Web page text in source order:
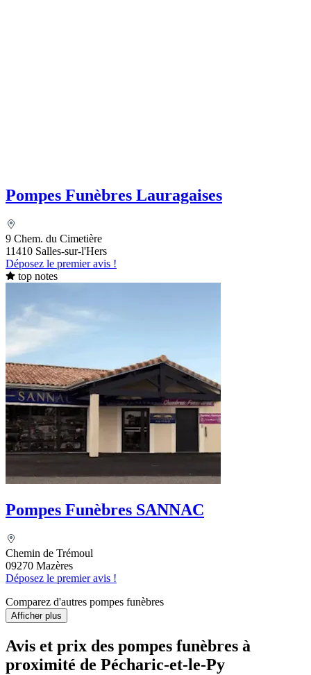
Pompes Funèbres Lauragaises
9 Chem. du Cimetière
11410 Salles-sur-l'Hers
Déposez le premier avis !
top notes
Pompes Funèbres SANNAC
Chemin de Trémoul
09270 Mazères
Déposez le premier avis !
Comparez d'autres pompes funèbres
Afficher plus
Avis et prix des pompes funèbres à
proximité de Pécharic-et-le-Py